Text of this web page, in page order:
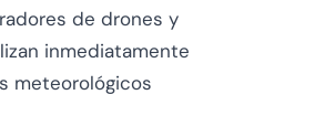
de drones y
inmediatamente
meteorológicos